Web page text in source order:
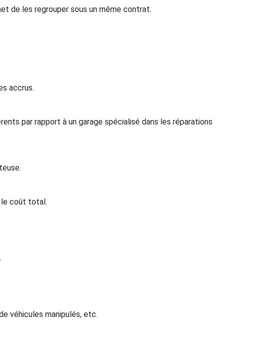
de les regrouper sous un même contrat.
accrus.
par rapport à un garage spécialisé dans les réparations
le coût total.
véhicules manipulés, etc.